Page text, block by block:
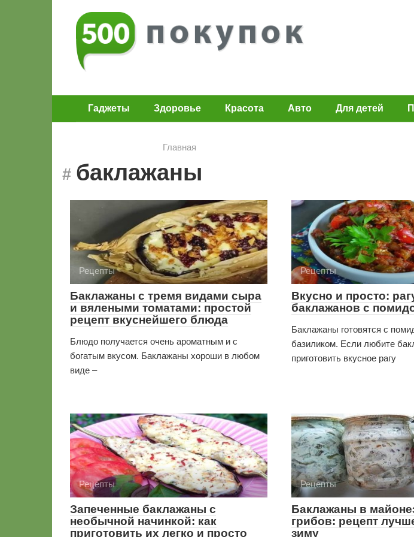
Гаджеты Здоровье Красота Авто Для детей
Главная
баклажаны
Рецепты
Баклажаны с тремя видами сыра
и вялеными томатами: простой
рецепт вкуснейшего блюда
Блюдо получается очень ароматным и с
богатым вкусом. Баклажаны хороши в любом
виде –
Рецепты
Вкусно и просто:
баклажанов с
Баклажаны готовятся с
базиликом. Если любите
приготовить вкусное рагу
Рецепты
Запеченные баклажаны с
необычной начинкой: как
приготовить их легко и просто
Рецепты
Баклажаны в
грибов: рецепт
зиму